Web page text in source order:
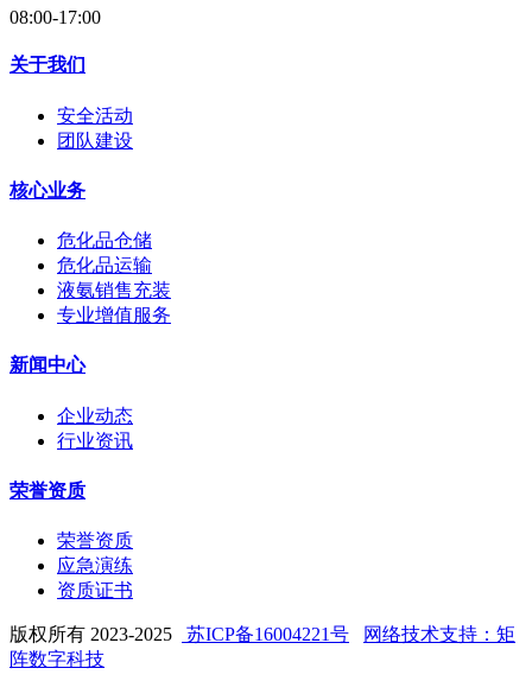
08:00-17:00
关于我们
安全活动
团队建设
核心业务
危化品仓储
危化品运输
液氨销售充装
专业增值服务
新闻中心
企业动态
行业资讯
荣誉资质
荣誉资质
应急演练
资质证书
版权所有 2023-2025 苏ICP备16004221号
网络技术支持：矩
阵数字科技